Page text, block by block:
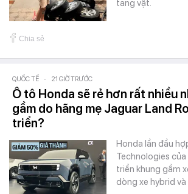
tang vật.
Chia sẻ
QUỐC TẾ - 21 GIỜ TRƯỚC
Ô tô Honda sẽ rẻ hơn rất nhiều
gầm do hãng mẹ Jaguar Land
triển?
Honda lần đầu
Technologies
triển khung gầm
dòng xe hybrid và